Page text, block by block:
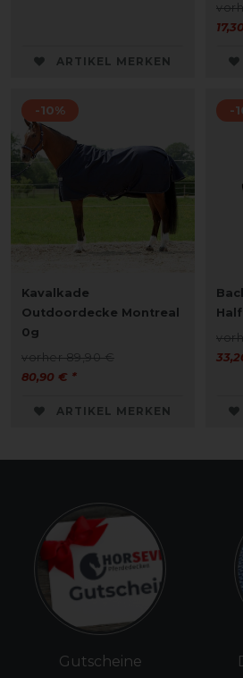
ARTIKEL MERKEN
-10%
Kavalkade
Outdoordecke Montreal
0g
vorher 89,90 €
80,90 € *
ARTIKEL MERKEN
-
Gutscheine